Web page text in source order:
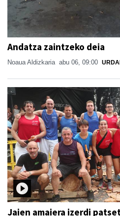
Andatza zaintzeko deia
Noaua Aldizkaria abu 06, 09:00
Jaien amaiera izerdi